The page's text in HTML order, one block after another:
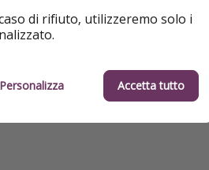
di rifiuto, utilizzeremo solo i
Personalizza Accetta tutto